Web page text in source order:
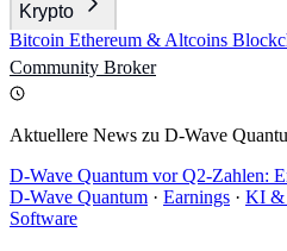
Krypto
Bitcoin Ethereum & Altcoins
Community Broker
Aktuellere News zu D-Wave
D-Wave Quantum vor Q2-Zahlen:
D-Wave Quantum · Earnings · KI &
Software